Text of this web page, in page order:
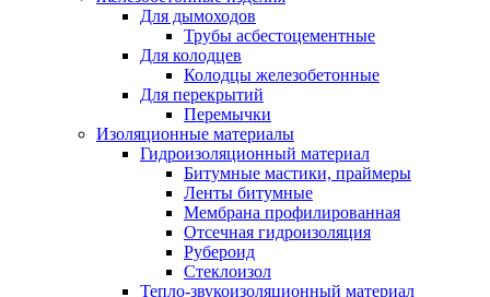
Для дымоходов
Трубы асбестоцементные
Для колодцев
Колодцы железобетонные
Для перекрытий
Перемычки
Изоляционные материалы
Гидроизоляционный материал
Битумные мастики, праймеры
Ленты битумные
Мембрана профилированная
Отсечная гидроизоляция
Рубероид
Стеклоизол
Тепло-звукоизоляционный материал